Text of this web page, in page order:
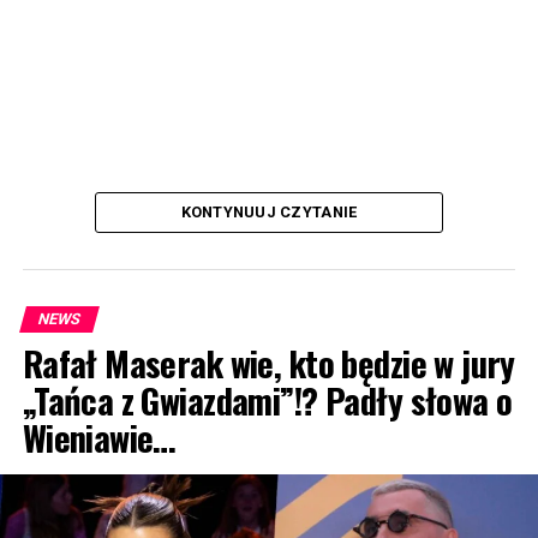
KONTYNUUJ CZYTANIE
NEWS
Rafał Maserak wie, kto będzie w jury
„Tańca z Gwiazdami”!? Padły słowa o
Wieniawie…